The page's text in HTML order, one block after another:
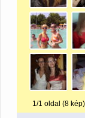
1/1 oldal (8 kép)